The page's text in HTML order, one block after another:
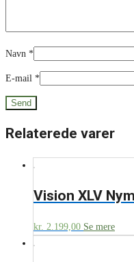
Navn *
E-mail *
Relaterede varer
Vision XLV
kr. 2.199,00 Se mere